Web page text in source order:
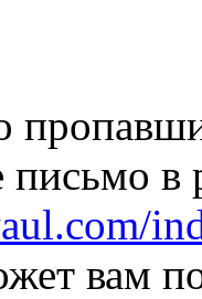
письмо в
вам